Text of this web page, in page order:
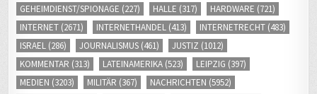
GEHEIMDIENST/SPIONAGE (227) HALLE (317) HARDWARE (721)
INTERNET (2671) INTERNETHANDEL (413) INTERNETRECHT (483)
ISRAEL (286) JOURNALISMUS (461) JUSTIZ (1012)
KOMMENTAR (313) LATEINAMERIKA (523) LEIPZIG (397)
MEDIEN (3203) MILITÄR (367) NACHRICHTEN (5952)